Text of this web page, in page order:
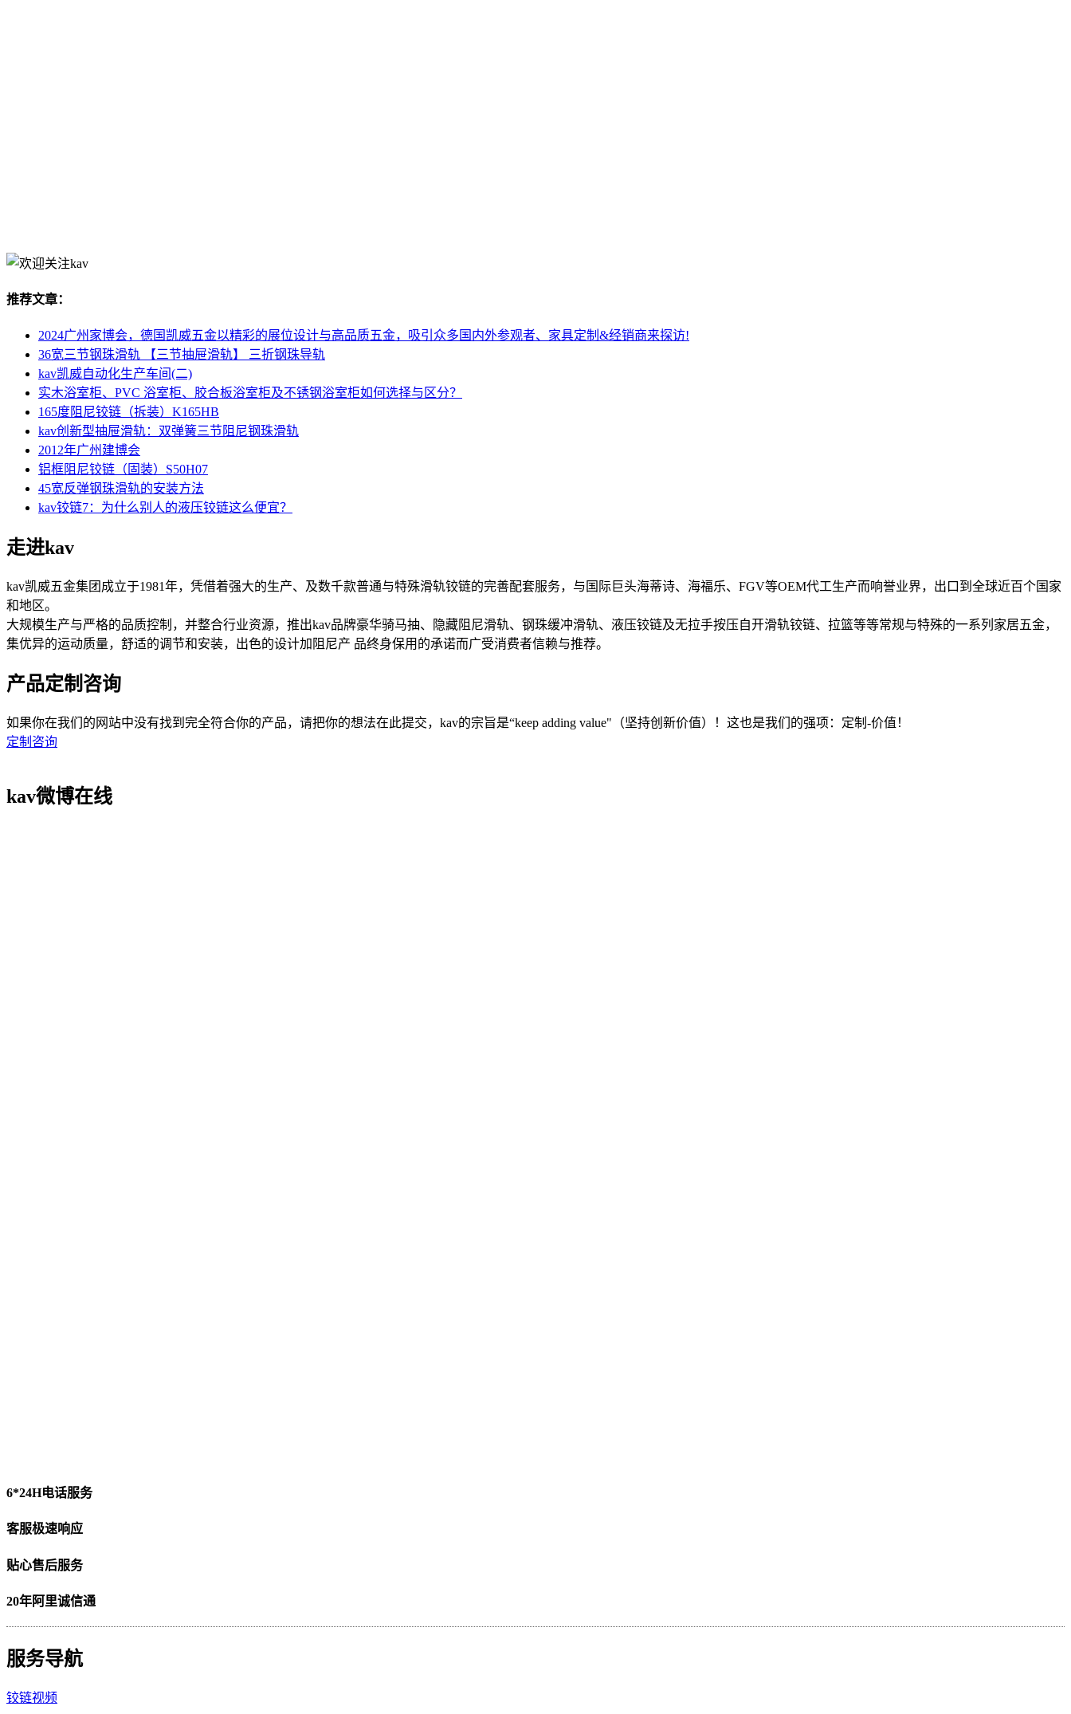
推荐文章：
2024广州家博会，德国凯威五金以精彩的展位设计与高品质五金，吸引众多国内外参观者、家具定制&经销商来探访!
36宽三节钢珠滑轨 【三节抽屉滑轨】 三折钢珠导轨
kav凯威自动化生产车间(二)
实木浴室柜、PVC 浴室柜、胶合板浴室柜及不锈钢浴室柜如何选择与区分？
165度阻尼铰链（拆装）K165HB
kav创新型抽屉滑轨：双弹簧三节阻尼钢珠滑轨
2012年广州建博会
铝框阻尼铰链（固装）S50H07
45宽反弹钢珠滑轨的安装方法
kav铰链7：为什么别人的液压铰链这么便宜？
走进kav
kav凯威五金集团成立于1981年，凭借着强大的生产、及数千款普通与特殊滑轨铰链的完善配套服务，与国际巨头海蒂诗、海福乐、FGV等OEM代工生产而响誉业界，出口到全球近百个国家
和地区。
大规模生产与严格的品质控制，并整合行业资源，推出kav品牌豪华骑马抽、隐藏阻尼滑轨、钢珠缓冲滑轨、液压铰链及无拉手按压自开滑轨铰链、拉篮等等常规与特殊的一系列家居五金，
集优异的运动质量，舒适的调节和安装，出色的设计加阻尼产 品终身保用的承诺而广受消费者信赖与推荐。
产品定制咨询
如果你在我们的网站中没有找到完全符合你的产品，请把你的想法在此提交，kav的宗旨是“keep adding value"（坚持创新价值）！这也是我们的强项：定制-价值！
定制咨询
kav微博在线
6*24H电话服务
客服极速响应
贴心售后服务
20年阿里诚信通
服务导航
铰链视频